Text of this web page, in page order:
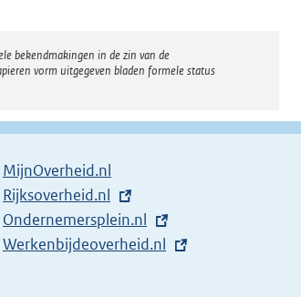
bekendmakingen in de zin van de
vorm uitgegeven bladen formele status
MijnOverheid.nl
E
x
t
Rijksoverheid.nl
E
x
Ondernemersplein.nl
E
Werkenbijdeoverheid.nl